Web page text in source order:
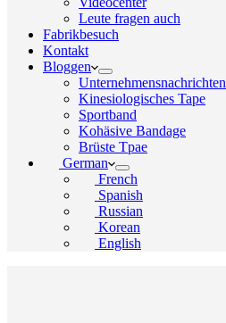
Leute fragen auch
Fabrikbesuch
Kontakt
Bloggen
Unternehmensnachrichten
Kinesiologisches Tape
Sportband
Kohäsive Bandage
Brüste Tpae
German
French
Spanish
Russian
Korean
English